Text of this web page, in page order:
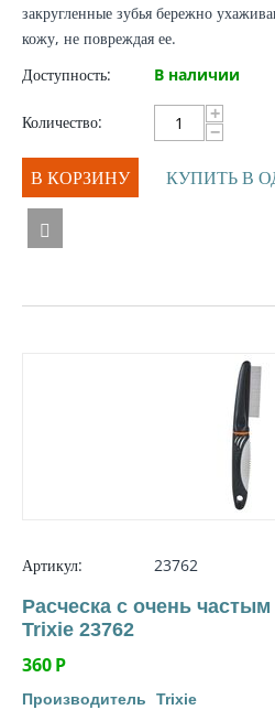
закругленные зубья бережно
кожу, не повреждая ее.
Доступность:
В наличии
Количество:
+
−
В КОРЗИНУ КУПИТЬ В
Артикул: 23762
Расческа с очень
Trixie 23762
360Р
Производитель Trixie